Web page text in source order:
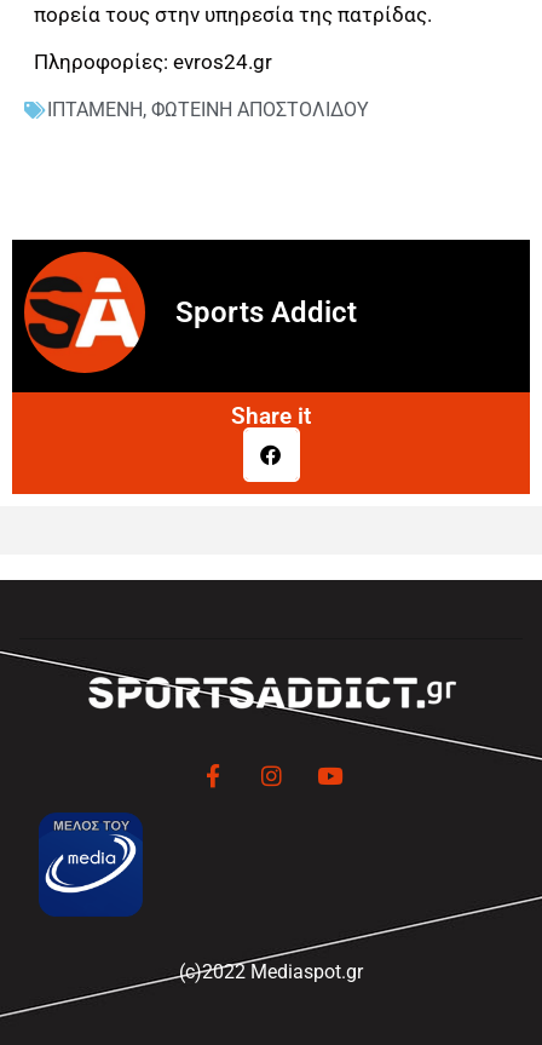
πορεία τους στην υπηρεσία της πατρίδας.
Πληροφορίες: evros24.gr
ΙΠΤΑΜΕΝΗ, ΦΩΤΕΙΝΗ ΑΠΟΣΤΟΛΙΔΟΥ
Sports Addict
Share it
(c)2022 Mediaspot.gr